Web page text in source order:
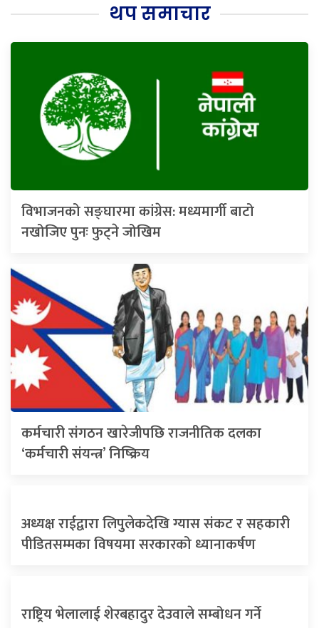
थप समाचार
विभाजनको सङ्घारमा कांग्रेस: मध्यमार्गी बाटो
नखोजिए पुनः फुट्ने जोखिम
कर्मचारी संगठन खारेजीपछि राजनीतिक दलका
‘कर्मचारी संयन्त्र’ निष्क्रिय
अध्यक्ष राईद्वारा लिपुलेकदेखि ग्यास संकट र सहकारी
पीडितसम्मका विषयमा सरकारको ध्यानाकर्षण
राष्ट्रिय भेलालाई शेरबहादुर देउवाले सम्बोधन गर्ने